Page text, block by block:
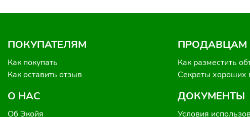
ПОКУПАТЕЛЯМ
Как покупать
Как оставить отзыв
О НАС
Об Экойя
ПРОДАВЦАМ
Как разместить
Секреты хороших
ДОКУМЕНТЫ
Условия